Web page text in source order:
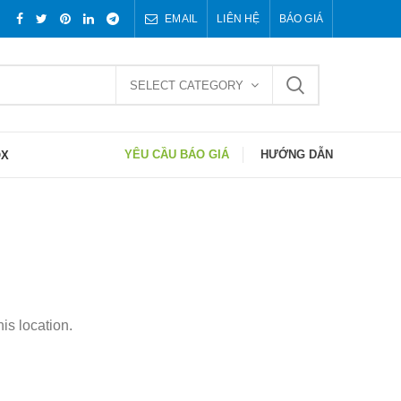
EMAIL LIÊN HỆ BÁO GIÁ
SELECT CATEGORY
YÊU CẦU BÁO GIÁ HƯỚNG DẪN
location.